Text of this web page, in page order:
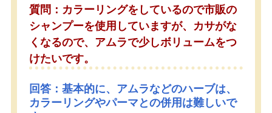
質問：カラーリングをしているので市販の
シャンプーを使用していますが、カサがな
くなるので、アムラで少しボリュームをつ
けたいです。
回答：基本的に、アムラなどのハーブは、
カラーリングやパーマとの併用は難しいで